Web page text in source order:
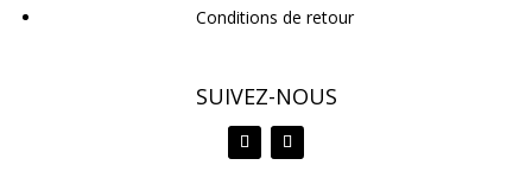
Conditions de retour
SUIVEZ-NOUS